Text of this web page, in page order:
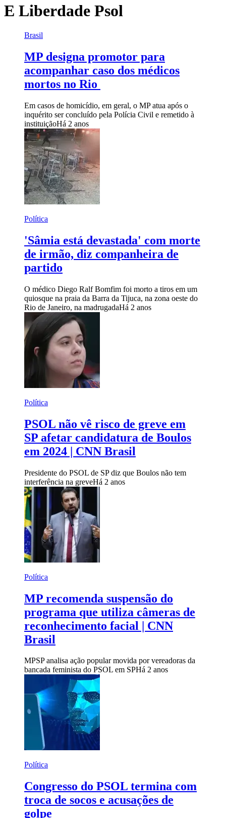
E Liberdade Psol
Brasil
MP designa promotor para
acompanhar caso dos médicos
mortos no Rio
Em casos de homicídio, em geral, o MP atua após o
inquérito ser concluído pela Polícia Civil e remetido à
instituiçãoHá 2 anos
Política
'Sâmia está devastada' com morte
de irmão, diz companheira de
partido
O médico Diego Ralf Bomfim foi morto a tiros em um
quiosque na praia da Barra da Tijuca, na zona oeste do
Rio de Janeiro, na madrugadaHá 2 anos
Política
PSOL não vê risco de greve em
SP afetar candidatura de Boulos
em 2024 | CNN Brasil
Presidente do PSOL de SP diz que Boulos não tem
interferência na greveHá 2 anos
Política
MP recomenda suspensão do
programa que utiliza câmeras de
reconhecimento facial | CNN
Brasil
MPSP analisa ação popular movida por vereadoras da
bancada feminista do PSOL em SPHá 2 anos
Política
Congresso do PSOL termina com
troca de socos e acusações de
golpe